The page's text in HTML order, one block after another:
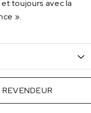
toujours avec la
».